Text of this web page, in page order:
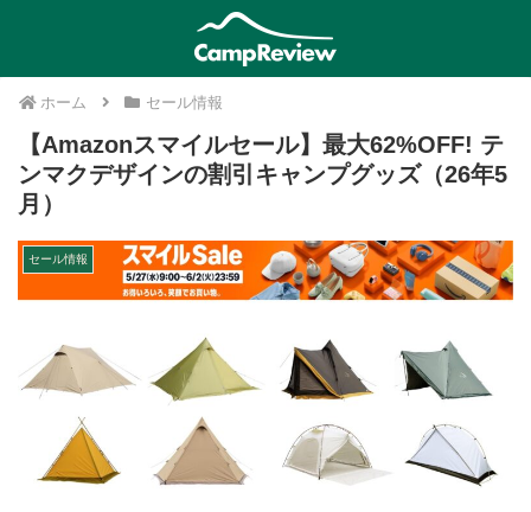
ホーム セール情報
【Amazonスマイルセール】最大62%OFF! テ
ンマクデザインの割引キャンプグッズ（26年5
月）
セール情報